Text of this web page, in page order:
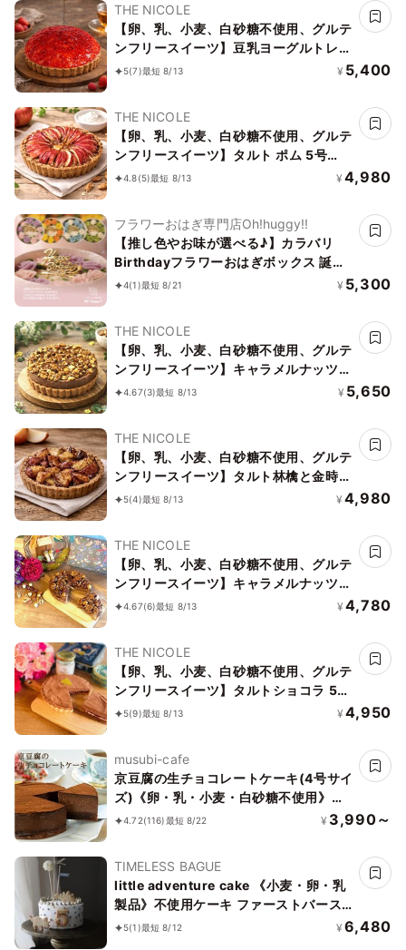
《アレルギー配慮》
THE NICOLE
【卵、乳、小麦、白砂糖不使用、グルテ
ンフリースイーツ】豆乳ヨーグルトレア
チーズケーキ 5号 15cm ～豆乳ヨーグル
キ》《無添加》《アレルギー配慮》
5(7)最短 8/13 ¥ 5,400
THE NICOLE
【卵、乳、小麦、白砂糖不使用、グルテ
ンフリースイーツ】タルト ポム 5号
15cm《ヴィーガンスイーツ》 《無添
4.8(5)最短 8/13 ¥ 4,980
フラワーおはぎ専門店Oh!huggy!!
【推し色やお味が選べる♪】カラバリ
Birthdayフラワーおはぎボックス 誕生
日プレゼント
4(1)最短 8/21 ¥ 5,300
THE NICOLE
【卵、乳、小麦、白砂糖不使用、グルテ
ンフリースイーツ】キャラメルナッツバ
ナーヌショコラ【京豆腐仕込み】 5号
ィーガンケーキ》 《無添加》《アレル
ギー配慮》
4.67(3)最短 8/13 ¥ 5,650
THE NICOLE
【卵、乳、小麦、白砂糖不使用、グルテ
ンフリースイーツ】タルト林檎と金時芋
5号 15cm 《ヴィーガンスイーツ・ヴィ
5(4)最短 8/13 ¥ 4,980
THE NICOLE
【卵、乳、小麦、白砂糖不使用、グルテ
ンフリースイーツ】キャラメルナッツタ
ルト 5号 15cm 《ヴィーガンスイーツ・
4.67(6)最短 8/13 ¥ 4,780
THE NICOLE
【卵、乳、小麦、白砂糖不使用、グルテ
ンフリースイーツ】タルトショコラ 5号
15cm【京豆腐仕込み】《ヴィーガンス
5(9)最短 8/13 ¥ 4,950
musubi-cafe
京豆腐の生チョコレートケーキ(4号サイ
ズ)《卵・乳・小麦・白砂糖不使用》
《ヴィーガンスイーツ》 《グルテンフ
4.72(116)最短 8/22 ¥ 3,990～
TIMELESS BAGUE
little adventure cake 《小麦・卵・乳
製品》不使用ケーキ ファーストバース
デー スマッシュケーキ
5(1)最短 8/12 ¥ 6,480